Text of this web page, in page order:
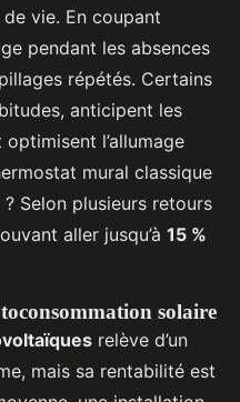
vie. En coupant
pendant les absences
répétés. Certains
anticipent les
l’allumage
mural classique
Selon plusieurs retours
aller jusqu’à 15 %
solaire
relève d’un
mais sa rentabilité est